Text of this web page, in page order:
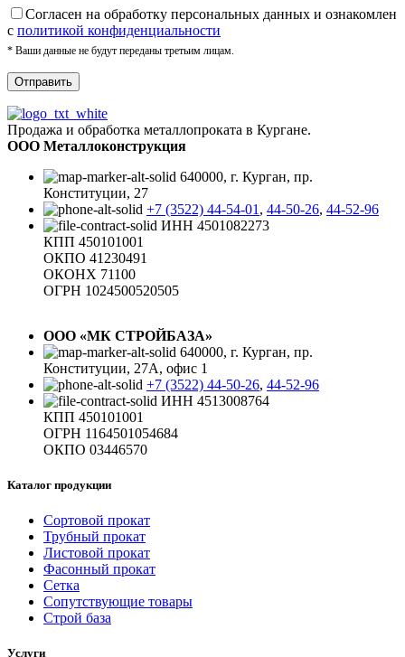
Cогласен на обработку персональных данных и ознакомлен
с политикой конфиденциальности
* Ваши данные не будут переданы третьим лицам.
Продажа и обработка металлопроката в Кургане.
ООО Металлоконструкция
640000, г. Курган, пр.
Конституции, 27
+7 (3522) 44-54-01 , 44-50-26, 44-52-96
ИНН 4501082273
КПП 450101001
ОКПО 41230491
ОКОНХ 71100
ОГРН 1024500520505
ООО «МК СТРОЙБАЗА»
640000, г. Курган, пр.
Конституции, 27А, офис 1
+7 (3522) 44-50-26, 44-52-96
ИНН 4513008764
КПП 450101001
ОГРН 1164501054684
ОКПО 03446570
Каталог продукции
Сортовой прокат
Трубный прокат
Листовой прокат
Фасонный прокат
Сетка
Сопутствующие товары
Строй база
Услуги